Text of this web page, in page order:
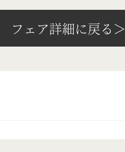
フェア詳細に戻る＞